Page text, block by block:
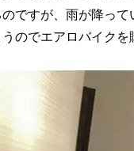
ですが、雨が降っ
のでエアロバイク